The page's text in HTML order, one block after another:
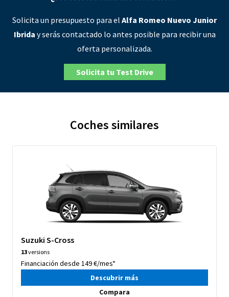
Solicita un presupuesto para el Alfa Romeo Nuevo Junior
Ibrida y serás contactado lo antes posible para recibir una
oferta personalizada.
Solicita tu Test Drive
Coches similares
Suzuki S-Cross
13versions
Financiación desde 149 €/mes*
Descubrir más
Compara